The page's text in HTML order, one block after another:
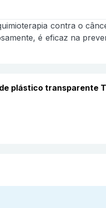
contra o
é eficaz na
plástico transparente